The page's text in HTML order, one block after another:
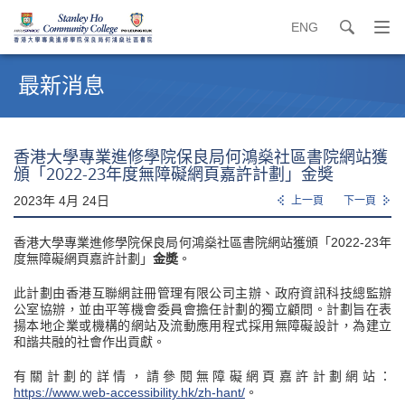
ENG search
打
開
始
最新消息
香港大學專業進修學院保良局何鴻燊社區書院網站獲
頒「2022-23年度無障礙網頁嘉許計劃」金奬
2023年 4月 24日 上一頁 下一頁
香港大學專業進修學院保良局何鴻燊社區書院網站獲頒「2022-23年
度無障礙網頁嘉許計劃」 金奬 。
此計劃由香港互聯網註冊管理有限公司主辦、政府資訊科技總監辦
公室協辦，並由平等機會委員會擔任計劃的獨立顧問。計劃旨在表
揚本地企業或機構的網站及流動應用程式採用無障礙設計，為建立
和諧共融的社會作出貢獻。
有關計劃的詳情，請參閱無障礙網頁嘉許計劃網站：
https://www.web-accessibility.hk/zh-hant/ 。